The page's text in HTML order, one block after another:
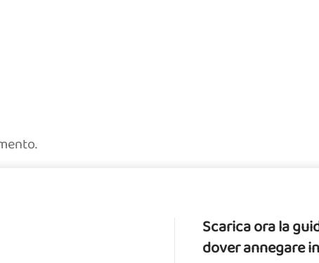
Scarica ora la
dover annegare